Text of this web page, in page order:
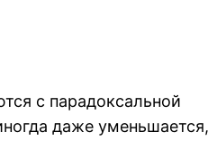
с парадоксальной
даже уменьшается,